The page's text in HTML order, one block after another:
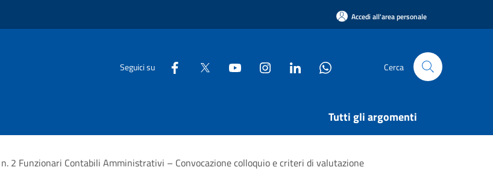
Accedi all'area personale
Seguici su Cerca
Tutti gli argomenti
2 Funzionari Contabili Amministrativi – Convocazione colloquio e criteri di valutazione